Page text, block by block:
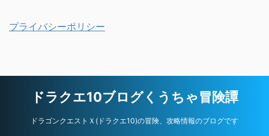
プライバシーポリシー
ドラクエ10ブログくうちゃ冒険譚
ドラゴンクエストＸ(ドラクエ10)の冒険、攻略情報のブログです